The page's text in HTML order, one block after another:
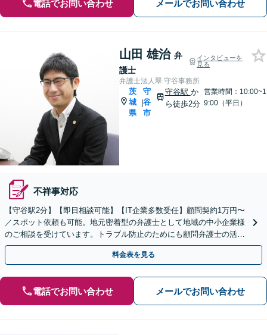
電話でお問い合わせ メールでお問い合わせ
山田 雄治 弁
護士
インタビューを
見る
弁護士法人翠 守谷事務所
茨
城
県
|
守
谷
市
守谷駅 か
ら徒歩2分
営業時間：10:00~1
9:00（平日）
不祥事対応
【守谷駅2分】【即日相談可能】【IT企業多数受任】顧問契約1万円〜
／スポット依頼も可能。地元密着型の弁護士として地域の中小企業様
のご相談を受けています。トラブル防止のためにも顧問弁護士の活用
をご検討ください。マンション管理組合顧問経験あり。
料金表を見る
電話でお問い合わせ メールでお問い合わせ